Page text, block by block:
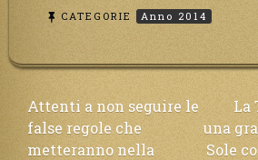
CATEGORIE Anno 2014
Navigazione
articoli
Attenti a non seguire le
false regole che
metteranno nella
La
una
Sole